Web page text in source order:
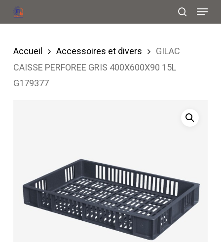
Skip
to
content
search
Menu
Accueil Accessoires et divers
GILAC
CAISSE PERFOREE GRIS 400X600X90 15L
G179377